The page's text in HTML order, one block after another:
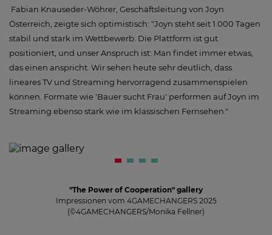
Fabian Knauseder-Wöhrer, Geschäftsleitung von Joyn
Österreich, zeigte sich optimistisch: "Joyn steht seit 1.000 Tagen
stabil und stark im Wettbewerb. Die Plattform ist gut
positioniert, und unser Anspruch ist: Man findet immer etwas,
das einen anspricht. Wir sehen heute sehr deutlich, dass
lineares TV und Streaming hervorragend zusammenspielen
können. Formate wie 'Bauer sucht Frau' performen auf Joyn im
Streaming ebenso stark wie im klassischen Fernsehen."
"The Power of Cooperation" gallery
Impressionen vom 4GAMECHANGERS 2025
(©4GAMECHANGERS/Monika Fellner)